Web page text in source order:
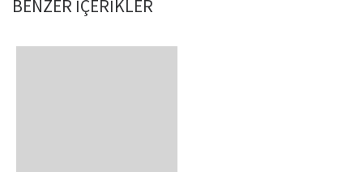
BENZER IÇERIKLER